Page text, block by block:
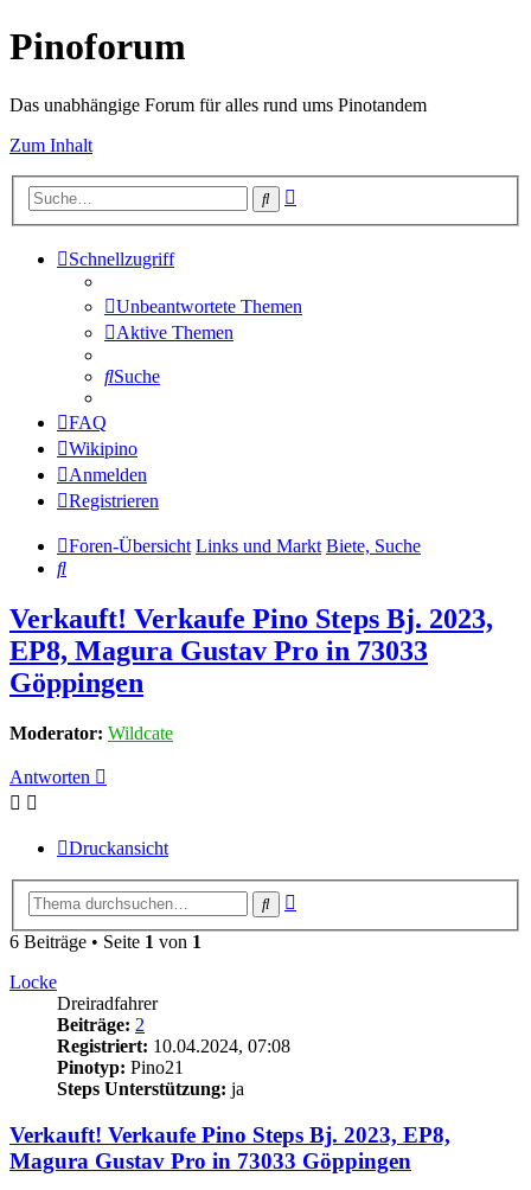
Pinoforum
Das unabhängige Forum für alles rund ums Pinotandem
Zum Inhalt
Suche
Schnellzugriff
Unbeantwortete Themen
Aktive Themen
Suche
FAQ
Wikipino
Anmelden
Registrieren
Foren-Übersicht Links und Markt Biete, Suche
Suche
Verkauft! Verkaufe Pino Steps Bj. 2023,
EP8, Magura Gustav Pro in 73033
Göppingen
Moderator: Wildcate
Antworten
Druckansicht
Suche
6 Beiträge • Seite 1 von 1
Locke
Dreiradfahrer
Beiträge: 2
Registriert: 10.04.2024, 07:08
Pinotyp: Pino21
Steps Unterstützung: ja
Verkauft! Verkaufe Pino Steps Bj. 2023, EP8,
Magura Gustav Pro in 73033 Göppingen